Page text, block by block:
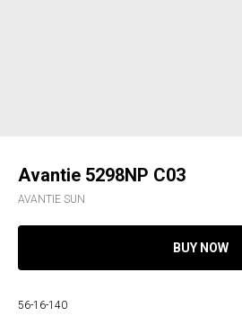
Avantie 5298NP C03
AVANTIE SUN
BUY NOW
56-16-140